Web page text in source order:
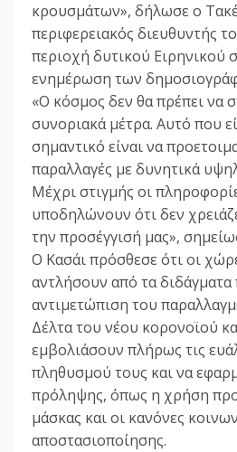
κρουσμάτων», δήλωσε ο
περιφερειακός διευθυντής
περιοχή δυτικού Ειρηνικού
ενημέρωση των
«Ο κόσμος δεν θα πρέπει να
συνοριακά μέτρα. Αυτό που
σημαντικό είναι να
παραλλαγές με δυνητικά
Μέχρι στιγμής οι
υποδηλώνουν ότι δεν
την προσέγγισή μας»,
Ο Κασάι πρόσθεσε ότι οι
αντλήσουν από τα
αντιμετώπιση του
Δέλτα του νέου κορονοϊού
εμβολιάσουν πλήρως τις
πληθυσμού τους και να
πρόληψης, όπως η χρήση
μάσκας και οι κανόνες
αποστασιοποίησης.